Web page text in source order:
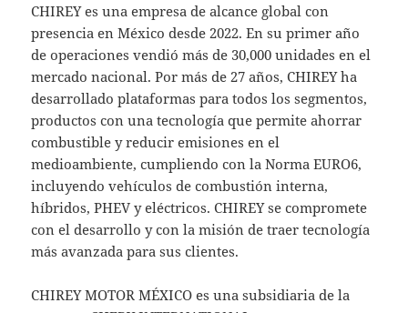
CHIREY es una empresa de alcance global con
presencia en México desde 2022. En su primer año
de operaciones vendió más de 30,000 unidades en el
mercado nacional. Por más de 27 años, CHIREY ha
desarrollado plataformas para todos los segmentos,
productos con una tecnología que permite ahorrar
combustible y reducir emisiones en el
medioambiente, cumpliendo con la Norma EURO6,
incluyendo vehículos de combustión interna,
híbridos, PHEV y eléctricos. CHIREY se compromete
con el desarrollo y con la misión de traer tecnología
más avanzada para sus clientes.
CHIREY MOTOR MÉXICO es una subsidiaria de la